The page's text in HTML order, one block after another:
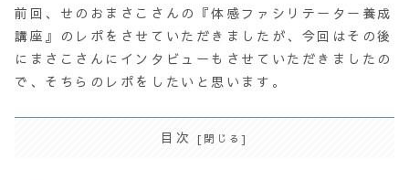
前回、せのおまさこさんの『体感ファシリテーター養成
講座』のレポをさせていただきましたが、今回はその後
にまさこさんにインタビューもさせていただきましたの
で、そちらのレポをしたいと思います。
目次